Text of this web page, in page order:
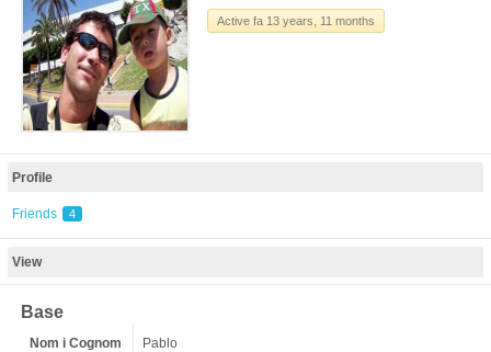
Active fa 13 years, 11 months
Profile
Friends 4
View
Base
Nom i Cognom Pablo